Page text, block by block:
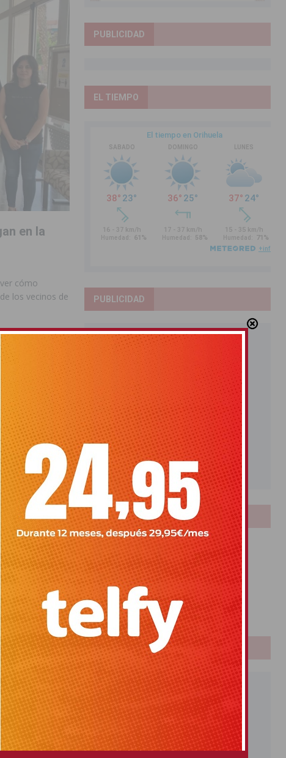
en la
cómo
los vecinos de
durante 38
PUBLICIDAD
EL TIEMPO
PUBLICIDAD
LOTERIAS
Bonoloto
Primitiva
El Gordo
Euromillones
Loteria
Once
PUBLICIDAD